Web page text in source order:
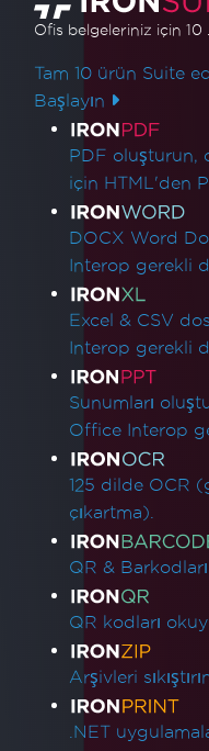
Ofis belgeleriniz için 10
Tam 10 ürün Suite
Başlayın
Ürün
PDF oluşturun,
için HTML'den
DOCX Word
Interop gerekli
Excel & CSV
Interop gerekli
Sunumları
Office Interop
125 dilde OCR
çıkartma).
QR &
QR kodları
Arşivleri
.NET